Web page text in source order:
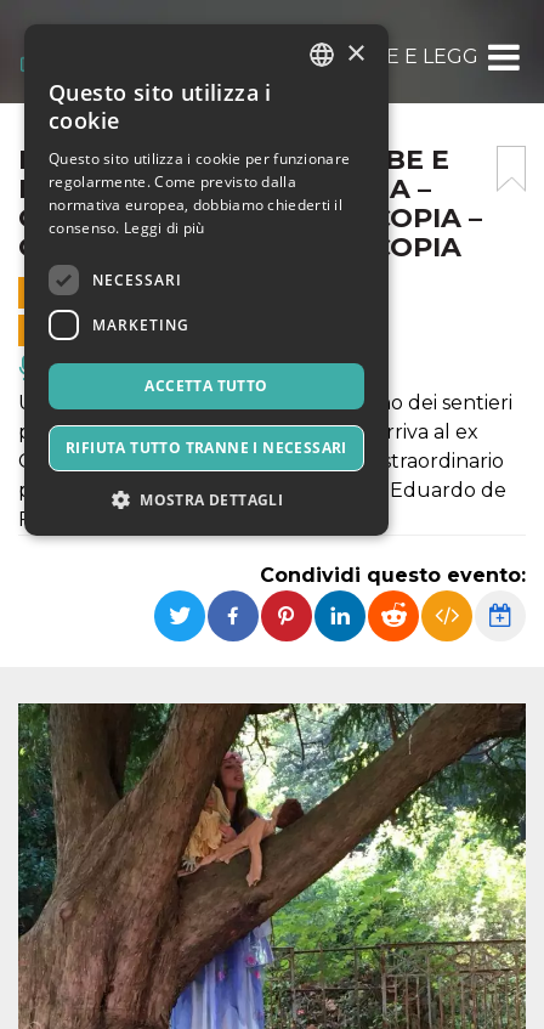
IL CONTE GIUSSO TRA FIABE E
IL CONTE GIUSSO TRA FIABE E
LEGGENDE – COPIA – COPIA –
COPIA – COPIA – COPIA – COPIA –
COPIA – COPIA – COPIA – COPIA
20 AGOSTO 2021 - 12:00
VENDITE ONLINE TERMINATE
Musica, Eventi Live, Club
Un percorso ludico teatralizzato su uno dei sentieri
più belli del Monte Faito il 338 A che arriva al ex
Cavalcatoio o Cerchio Verde, con uno straordinario
panorama sui tre isolotti Li Galli cari ad Eduardo de
Filippo e a Rudolph Nureyev.
Condividi questo evento:
×
Questo sito utilizza i
cookie
Questo sito utilizza i cookie per funzionare
regolarmente. Come previsto dalla
normativa europea, dobbiamo chiederti il
consenso. Leggi di più
NECESSARI
MARKETING
ACCETTA TUTTO
RIFIUTA TUTTO TRANNE I NECESSARI
MOSTRA DETTAGLI
Necessari Marketing
I cookie strettamente necessari o tecnici sono
Provider /
Dominio
Scadenza Descrizione
cf_clearance
Cloudflare,
Inc.
.oooh.events
1 anno
Clearance
Cookie from
CloudFlare
stores the proof
of challenge
passed. It is
used to no
longer issue a
captcha or
jschallenge
challenge if
present. It is
required to
reach origin
server.